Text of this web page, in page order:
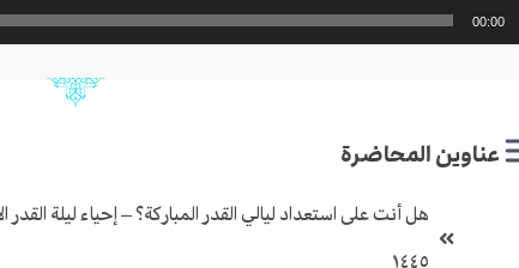
00:00
عناوين المحاضرة
١٤٤٥